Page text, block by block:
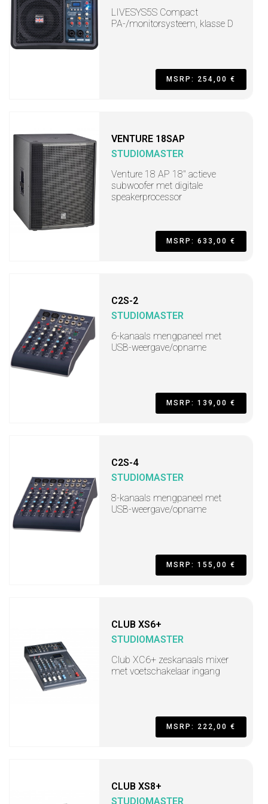
LIVESYS5S Compact
PA-/monitorsysteem, klasse D
MSRP: 254,00 €
VENTURE 18SAP
STUDIOMASTER
Venture 18 AP 18" actieve
subwoofer met digitale
speakerprocessor
MSRP: 633,00 €
C2S-2
STUDIOMASTER
6-kanaals mengpaneel met
USB-weergave/opname
MSRP: 139,00 €
C2S-4
STUDIOMASTER
8-kanaals mengpaneel met
USB-weergave/opname
MSRP: 155,00 €
CLUB XS6+
STUDIOMASTER
Club XC6+ zeskanaals mixer
met voetschakelaar ingang
MSRP: 222,00 €
CLUB XS8+
STUDIOMASTER